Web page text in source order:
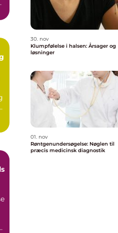
30. nov
Klumpfølelse i halsen: Årsager og
løsninger
01. nov
Røntgenundersøgelse: Nøglen til
præcis medicinsk diagnostik